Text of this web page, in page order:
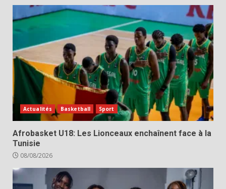
Actualités Basketball Sport
Afrobasket U18: Les Lionceaux enchaînent face à la
Tunisie
08/08/2026